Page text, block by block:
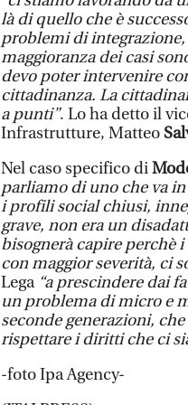
là di quello che è
problemi di integrazione,
maggioranza dei casi
devo poter intervenire
cittadinanza. La
a punti”. Lo ha detto il
Infrastrutture, Matteo
Nel caso specifico di
parliamo di uno che va
i profili social chiusi,
grave, non era un
bisognerà capire perchè
con maggior severità, ci
Lega “a prescindere dai
un problema di micro e
seconde generazioni,
rispettare i diritti che ci
-foto Ipa Agency-